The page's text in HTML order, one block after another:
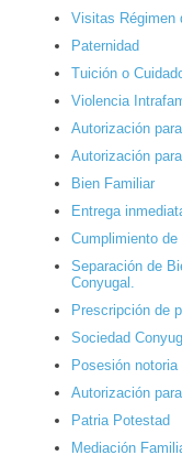
Visitas Régimen
Paternidad
Tuición o
Violencia
Autorización
Autorización
Bien Familiar
Entrega
Cumplimiento
Separación de
Conyugal.
Prescripción de
Sociedad
Posesión
Autorización
Patria Potestad
Mediación